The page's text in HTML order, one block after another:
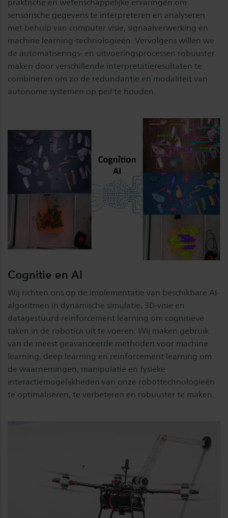
praktische en wetenschappelijke ervaringen om
sensorische gegevens te interpreteren en analyseren
met behulp van computer visie, signaalverwerking en
machine learning-technologieën. Vervolgens willen we
de automatiserings- en uitvoeringsprocessen robuuster
maken door verschillende interpretatieresultaten te
combineren om zo de redundantie en modaliteit van
autonome systemen op peil te houden.
Cognitie en AI
Wij richten ons op de implementatie van beschikbare AI-
algoritmen in dynamische simulatie, 3D-visie en
datagestuurd reinforcement learning om cognitieve
taken in de robotica uit te voeren. Wij maken gebruik
van de meest geavanceerde methoden voor machine
learning, deep learning en reinforcement learning om
de waarnemingen, manipulatie en fysieke
interactiemogelijkheden van onze robottechnologieën
te optimaliseren, te verbeteren en robuuster te maken.